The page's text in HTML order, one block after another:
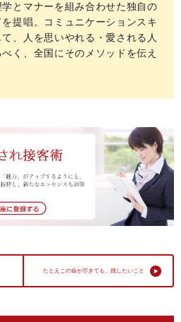
学とマナーを組み合わせた独自の
を提唱。コミュニケーションスキ
て、人を思いやれる・愛される人
く、全国にそのメソッドを伝え
たとえこの命が尽きても、残したいこと